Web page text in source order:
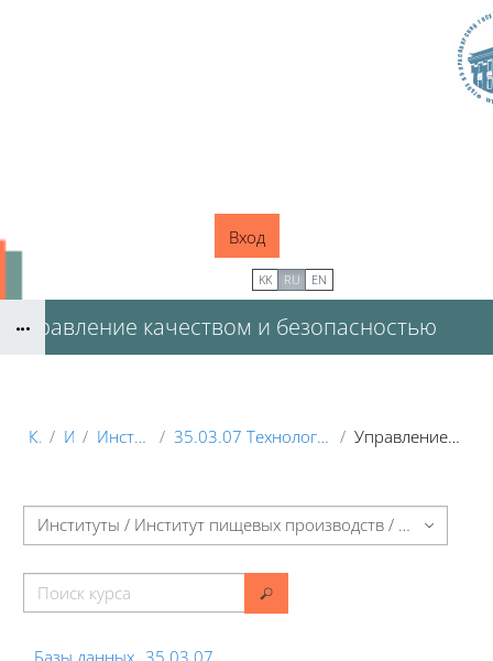
Вход
KK RU EN
Управление качеством и безопасностью
Курсы Институты Институт пищевых производств 35.03.07 Технология производства и переработки сельскохозяйственной продукции Управление качеством и безопасностью продуктов питания
Категории курсов
Поиск курса
Поиск курса
Базы данных _35.03.07